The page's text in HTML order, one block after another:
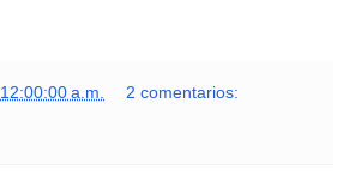
12:00:00 a.m. 2 comentarios: